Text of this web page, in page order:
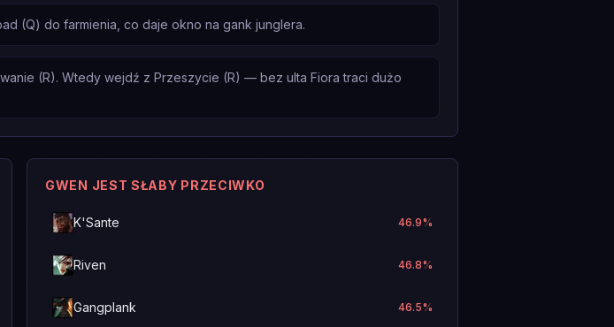
(Q) do farmienia, co daje okno na gank junglera.
(R). Wtedy wejdź z Przeszycie (R) — bez ulta Fiora traci dużo
GWEN JEST SŁABY PRZECIWKO
K'Sante 46.9%
Riven 46.8%
Gangplank 46.5%